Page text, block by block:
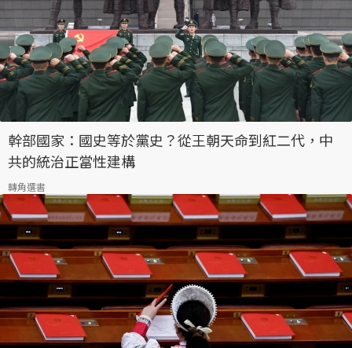
幹部國家：國史等於黨史？從王朝天命到紅二代，中
共的統治正當性建構
轉角選書